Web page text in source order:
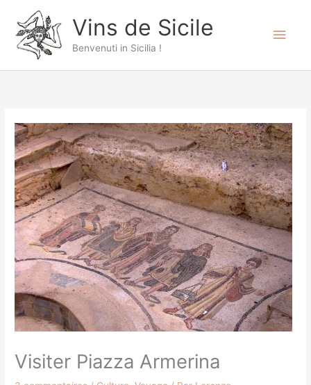
contenu
Vins de Sicile
Benvenuti in Sicilia !
Visiter Piazza Armerina